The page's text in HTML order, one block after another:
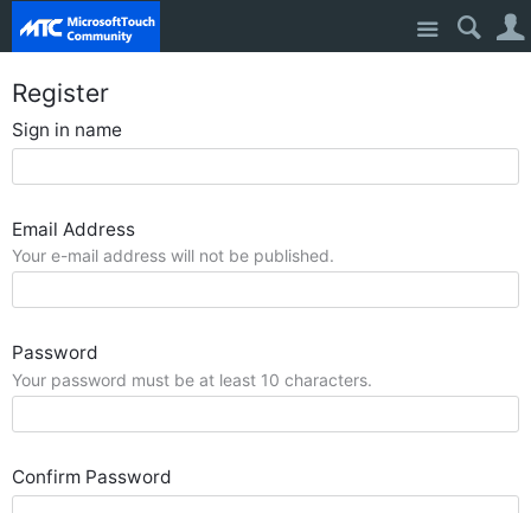
Site
Register
Sign in name
Email Address
Your e-mail address will not be published.
Password
Your password must be at least 10 characters.
Confirm Password